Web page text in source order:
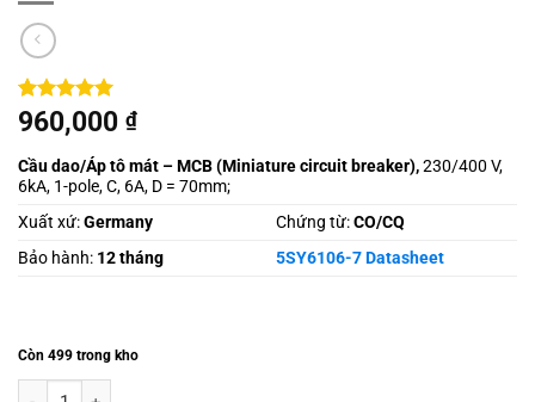
5trên 5
dựa trên
2
đánh giá
960,000 ₫
Cầu dao/Áp tô mát – MCB (Miniature circuit breaker),230/400 V,
6kA, 1-pole, C, 6A, D = 70mm;
Xuất xứ:Germany Chứng từ:CO/CQ
Bảo hành: 12 tháng 5SY6106-7 Datasheet
Còn 499 trong kho
5SY6106-7 số lượng